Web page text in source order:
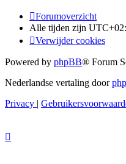
Forumoverzicht
Alle tijden zijn
Verwijder cookies
Powered by phpBB® Forum
Nederlandse vertaling door
Privacy |